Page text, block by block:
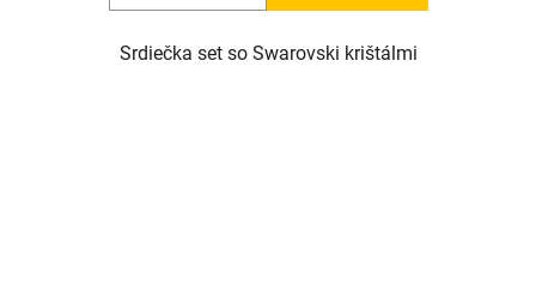
Srdiečka set so Swarovski krištálmi